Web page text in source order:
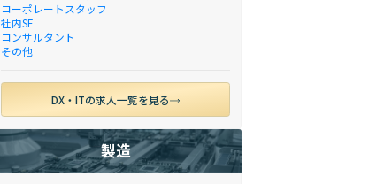
コーポレートスタッフ
社内SE
コンサルタント
その他
DX・ITの求人一覧を見る
製造